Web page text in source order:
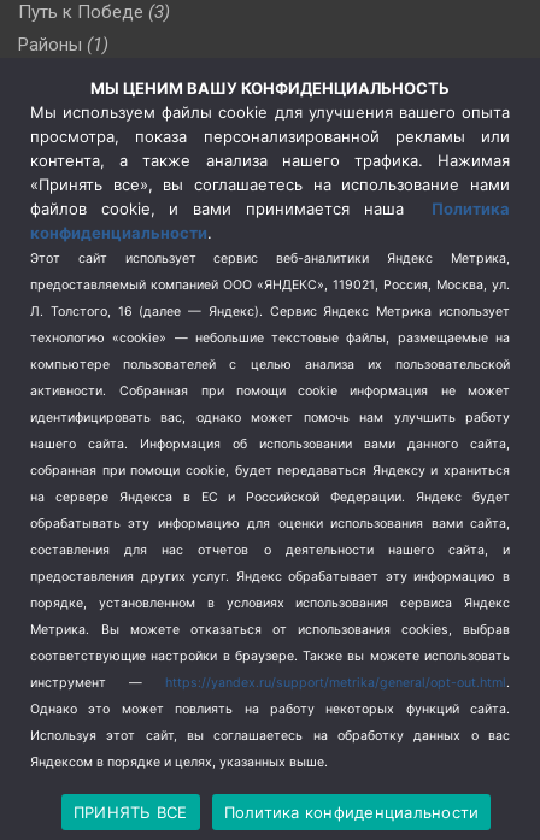
Путь к Победе (3)
Районы (1)
(510)
Сельское хозяйство (3)
Социальная политика
(3)
Спецоперация в Украине
Спецоперация на Украине
(404)
Спорт (740)
Терроризм (1)
Транспорт (262)
Туризм (178)
Флот (76)
Школа и спорт (2)
Экология (8)
Экономика (1172)
Copyright © 2026
Политика конфиденциальности
МЫ ЦЕНИМ ВАШУ КОНФИДЕНЦИАЛЬНОСТЬ
Мы используем файлы cookie для улучшения вашего опыта
просмотра, показа персонализированной рекламы или
контента, а также анализа нашего трафика. Нажимая
«Принять все», вы соглашаетесь на использование нами
файлов cookie, и вами принимается наша Политика
конфиденциальности.
Этот сайт использует сервис веб-аналитики Яндекс Метрика,
предоставляемый компанией ООО «ЯНДЕКС», 119021, Россия, Москва, ул.
Л. Толстого, 16 (далее — Яндекс). Сервис Яндекс Метрика использует
технологию «cookie» — небольшие текстовые файлы, размещаемые на
компьютере пользователей с целью анализа их пользовательской
активности.
Собранная при помощи cookie информация не может
идентифицировать вас, однако может помочь нам улучшить работу
нашего сайта. Информация об использовании вами данного сайта,
собранная при помощи cookie, будет передаваться Яндексу и храниться
на сервере Яндекса в ЕС и Российской Федерации. Яндекс будет
обрабатывать эту информацию для оценки использования вами сайта,
составления для нас отчетов о деятельности нашего сайта, и
предоставления других услуг. Яндекс обрабатывает эту информацию в
порядке, установленном в условиях использования сервиса Яндекс
Метрика.
Вы можете отказаться от использования cookies, выбрав
соответствующие настройки в браузере. Также вы можете использовать
инструмент — https://yandex.ru/support/metrika/general/opt-out.html.
Однако это может повлиять на работу некоторых функций сайта.
Используя этот сайт, вы соглашаетесь на обработку данных о вас
Яндексом в порядке и целях, указанных выше.
ПРИНЯТЬ ВСЕ Политика конфиденциальности